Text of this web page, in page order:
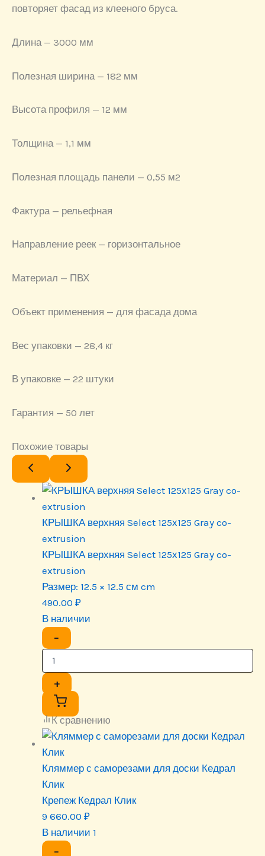
повторяет фасад из клееного бруса.
Длина — 3000 мм
Полезная ширина — 182 мм
Высота профиля — 12 мм
Толщина — 1,1 мм
Полезная площадь панели — 0,55 м2
Фактура — рельефная
Направление реек — горизонтальное
Материал — ПВХ
Объект применения — для фасада дома
Вес упаковки — 28,4 кг
В упаковке — 22 штуки
Гарантия — 50 лет
Похожие товары
КРЫШКА верхняя Select 125х125 Gray co-
extrusion
КРЫШКА верхняя Select 125х125 Gray co-
extrusion
Размер: 12.5 × 12.5 см cm
490.00 ₽
В наличии
−
+
К сравнению
Кляммер с саморезами для доски Кедрал
Клик
Крепеж Кедрал Клик
9 660.00 ₽
В наличии 1
−